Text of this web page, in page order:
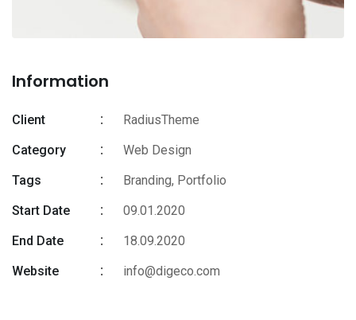
Information
Client
RadiusTheme
Category
Web Design
Tags
Branding, Portfolio
Start Date
09.01.2020
End Date
18.09.2020
Website
info@digeco.com